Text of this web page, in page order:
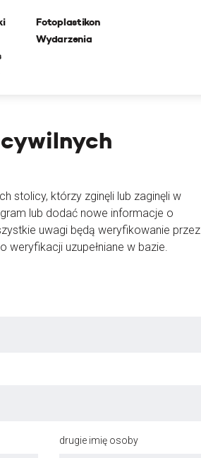
Fotoplastikon
Wydarzenia
stolicy, którzy zginęli lub zaginęli w
lub dodać nowe informacje o
uwagi będą weryfikowanie przez
uzupełniane w bazie.
drugie imię osoby